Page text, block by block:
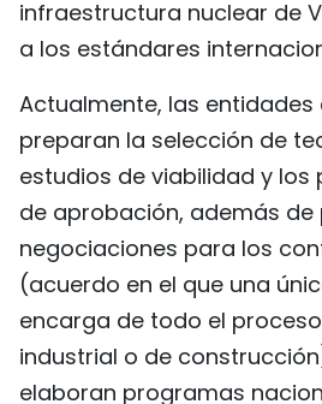
infraestructura nuclear de
a los estándares
Actualmente, las
preparan la selección de
estudios de viabilidad y los
de aprobación, además de
negociaciones para los
(acuerdo en el que una
encarga de todo el
industrial o de
elaboran programas